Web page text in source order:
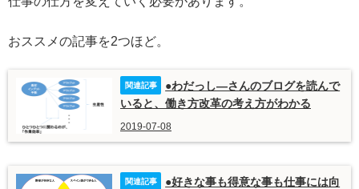
おススメの記事を2つほど。
●わだっし―さんのブログを読んで
いると、働き方改革の考え方がわかる
2019-07-08
●好きな事も得意な事も仕事には向